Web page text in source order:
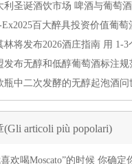
articoli più popolari)